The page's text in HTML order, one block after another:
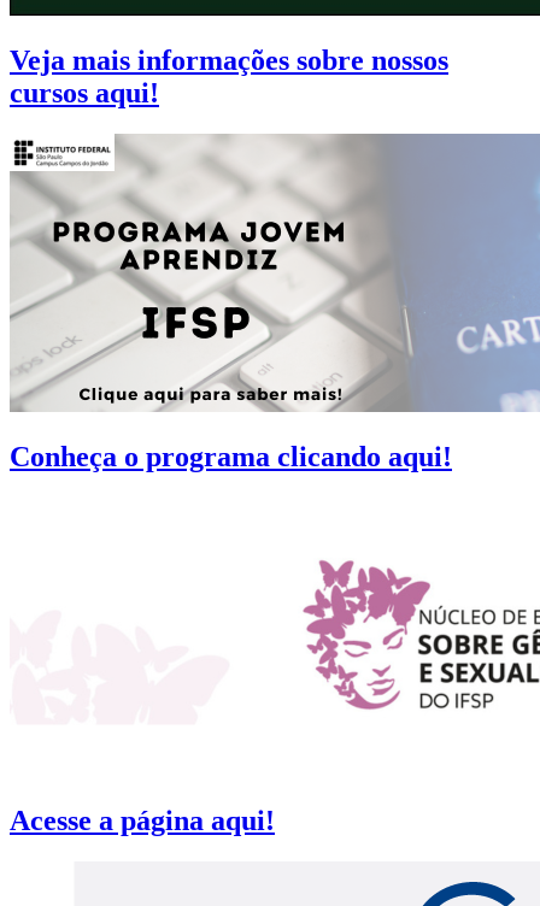
Veja mais informações sobre nossos
cursos aqui!
Conheça o programa clicando aqui!
Acesse a página aqui!